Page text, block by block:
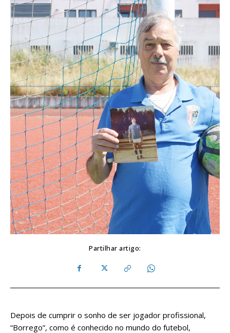
Partilhar artigo:
Depois de cumprir o sonho de ser jogador profissional,
“Borrego”, como é conhecido no mundo do futebol,